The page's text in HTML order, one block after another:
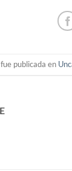
publicada en